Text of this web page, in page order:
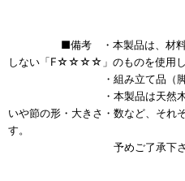
■備考 ・本製品は、材料・塗
しない「F☆☆☆☆」のものを使用し
・組み立て品（脚の簡単
・本製品は天然木を使用
いや節の形・大きさ・数など、それ
す。
予めご了承下さい